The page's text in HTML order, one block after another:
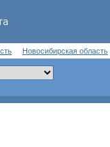
Новосибирская область